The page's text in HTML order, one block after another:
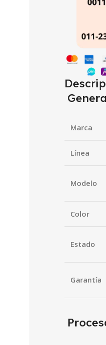
Marca
Línea
Modelo
Color
Estado
Garantía